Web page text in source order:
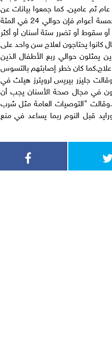
ثم عامين. كما جمعوا بيانات عن
معدلات استهلاك السكريات في الثانية والرابعة والخامسة من عمر الأطفال.وببلوغهم خمسة أعوام فإن حوالي 24 في المئة
سقوط أو تضرر ستة أسنان أو أكثر
كانوا يحتاجون لعلاج سن واحد على
يمثلون حوالي ربع الأطفال الذين
علاج.كما كان خطر إصابتهم بالتسوس
عام واحد.وقالت جليزر بيريس لرويترز هيلث في
في مجال صحة الأسنان يجب أن
"التوصيات العامة مثل شرب
قبل النوم ربما يساعد في منع